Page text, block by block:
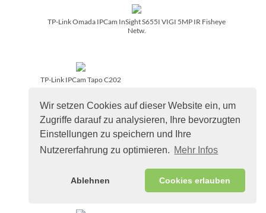
Wir setzen Cookies auf dieser Website ein, um
Zugriffe darauf zu analysieren, Ihre bevorzugten
Einstellungen zu speichern und Ihre
Nutzererfahrung zu optimieren. Mehr Infos
Ablehnen Cookies erlauben
TP-Link Omada IPCam InSight S655I VIGI 5MP IR Fisheye
Netw.
TP-Link IPCam Tapo C202
TP-Link IPCam Tapo C201
TP-Link IPCam Tapo C530WS